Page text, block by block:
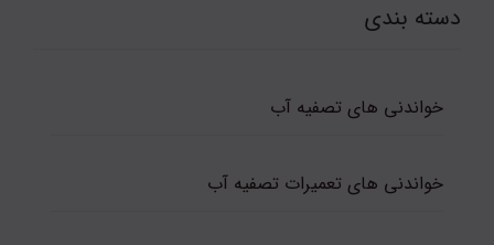
دسته بندی
خواندنی های تصفیه آب
خواندنی های تعمیرات تصفیه آب